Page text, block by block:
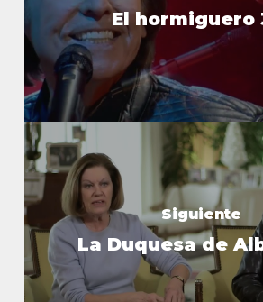
El hormiguero
Siguiente
La Duquesa de